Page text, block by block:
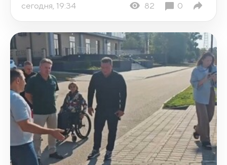
сегодня, 19:34 82 0